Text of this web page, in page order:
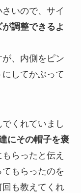
いので、サイ
調整できるよ
、内側をピン
してかぶって
くれていまし
にその帽子を褒
らったと伝え
もらったのを
も教えてくれ